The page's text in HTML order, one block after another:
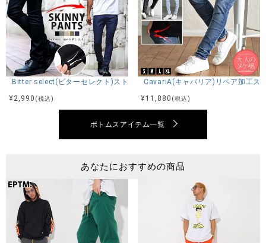
Bitter select(ビターセレクト)ストレッチツイルスキニーパンツ/全5色
¥2,990 (税込)
CavariA(キャバリア)リペア加工ス
¥11,880 (税込)
ボトムスアイテム一覧
あなたにおすすめの商品